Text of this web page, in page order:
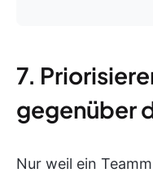
7.
gegenüber
Nur weil ein